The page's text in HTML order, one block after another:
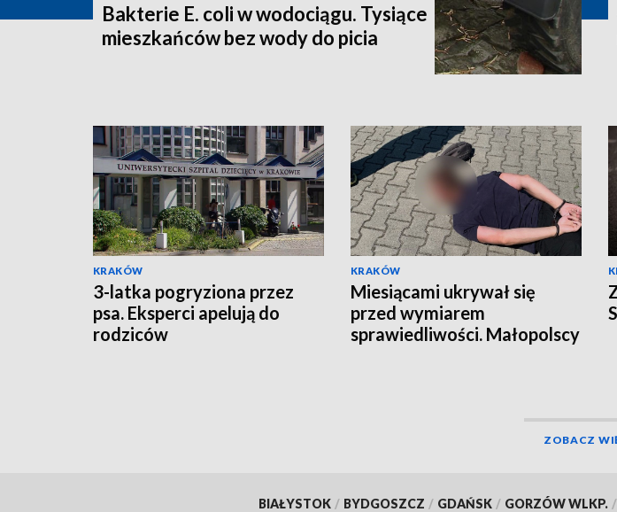
Bakterie E. coli w wodociągu. Tysiące
mieszkańców bez wody do picia
KRAKÓW
3-latka pogryziona przez
psa. Eksperci apelują do
rodziców
KRAKÓW
Miesiącami ukrywał się
przed wymiarem
sprawiedliwości. Małopolscy
ZOBACZ
BIAŁYSTOK / BYDGOSZCZ / GDAŃSK / GORZÓW WLKP. /